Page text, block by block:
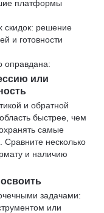
платформы
скидок: решение
и готовности
оправдана:
или
и обратной
быстрее, чем
самые
несколько
и наличию
задачами:
или